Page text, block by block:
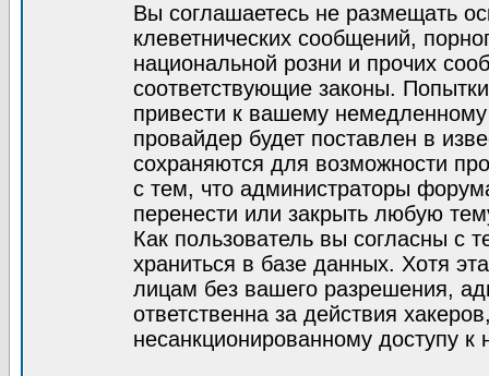
Вы соглашаетесь не размещать
клеветнических сообщений,
национальной розни и прочих
соответствующие законы.
привести к вашему
провайдер будет поставлен в
сохраняются для возможности
с тем, что администраторы
перенести или закрыть любую
Как пользователь вы согласны с
храниться в базе данных. Хотя
лицам без вашего разрешения,
ответственна за действия
несанкционированному доступу к